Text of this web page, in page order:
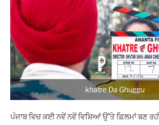
khatre Da Ghuggu
ਪੰਜਾਬ ਵਿਚ ਕਈ ਨਵੇਂ ਨਵੇਂ ਵਿਸ਼ਿਆਂ ਉੱਤੇ ਫ਼ਿਲਮਾਂ ਬਣ